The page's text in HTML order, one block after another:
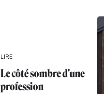
LIRE
Le côté sombre d'une
profession